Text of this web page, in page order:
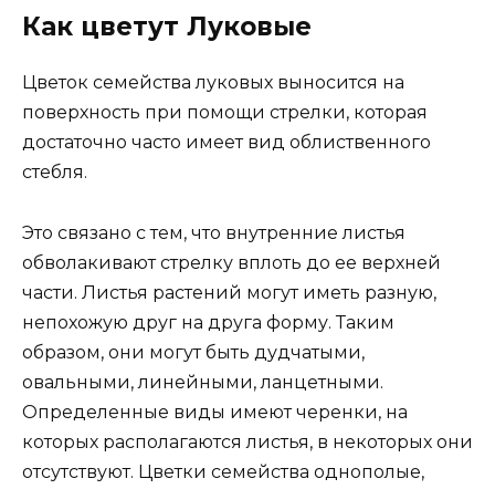
Как цветут Луковые
Цветок семейства луковых выносится на
поверхность при помощи стрелки, которая
достаточно часто имеет вид облиственного
стебля.
Это связано с тем, что внутренние листья
обволакивают стрелку вплоть до ее верхней
части. Листья растений могут иметь разную,
непохожую друг на друга форму. Таким
образом, они могут быть дудчатыми,
овальными, линейными, ланцетными.
Определенные виды имеют черенки, на
которых располагаются листья, в некоторых они
отсутствуют. Цветки семейства однополые,